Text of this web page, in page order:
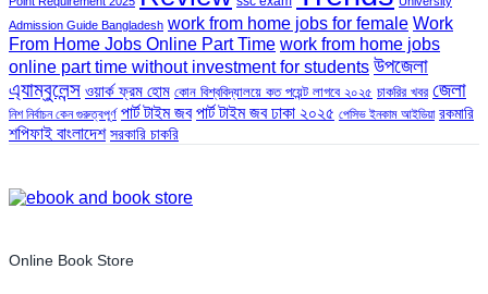
Admission Guide Bangladesh work from home jobs for female Work
From Home Jobs Online Part Time work from home jobs
online part time without investment for students উপজেলা
এ্যাম্বুলেন্স ওয়ার্ক ফ্রম হোম কোন বিশ্ববিদ্যালয়ে কত পয়েন্ট লাগবে ২০২৫ চাকরির খবর জেলা
নিশ নির্বাচন কেন গুরুত্বপূর্ণ পার্ট টাইম জব পার্ট টাইম জব ঢাকা ২০২৫ পেসিভ ইনকাম আইডিয়া রকমারি
শপিফাই বাংলাদেশ সরকারি চাকরি
Online Book Store